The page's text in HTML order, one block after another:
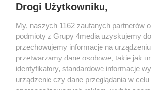
Reklama Kontakt Regulamin
Regulamin prenumeraty
Drogi Użytkowniku,
My, naszych 1162 zaufanych partnerów
podmioty z Grupy 4media uzyskujemy
przechowujemy informacje na
przetwarzamy dane osobowe, takie jak
identyfikatory, standardowe informacje
urządzenie czy dane przeglądania w